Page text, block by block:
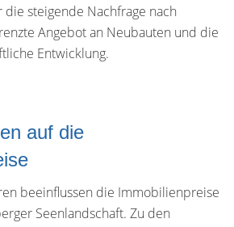
steigende Nachfrage nach
Angebot an Neubauten und die
Entwicklung.
auf die
beeinflussen die Immobilienpreise
Seenlandschaft. Zu den